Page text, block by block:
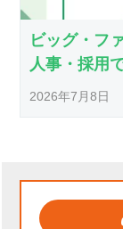
ビッグ・フ
人事・採用
2026年7月8日